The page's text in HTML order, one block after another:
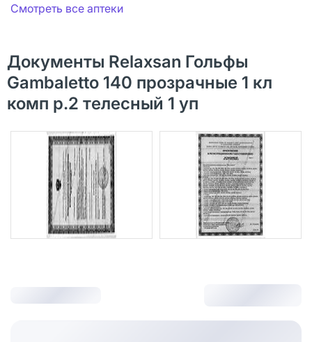
Смотреть все аптеки
Документы Relaxsan Гольфы
Gambaletto 140 прозрачные 1 кл
комп р.2 телесный 1 уп